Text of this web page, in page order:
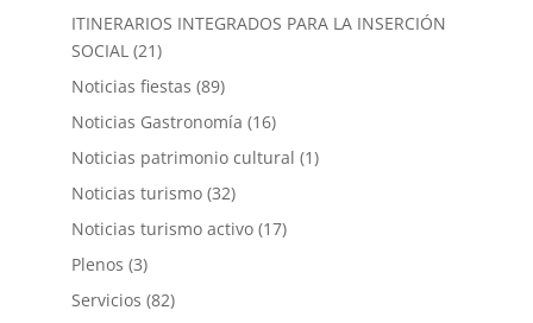
ITINERARIOS INTEGRADOS PARA LA INSERCIÓN
SOCIAL(21)
Noticias fiestas (89)
Noticias Gastronomía (16)
Noticias patrimonio cultural (1)
Noticias turismo(32)
Noticias turismo activo(17)
Plenos (3)
Servicios (82)